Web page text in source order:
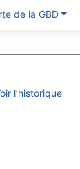
de la GBD
l’historique